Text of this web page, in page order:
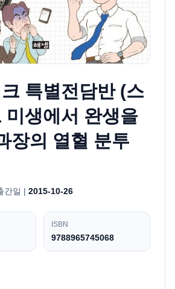
특별전담반 (스
미생에서 완생을
장의 열혈 분투
간일 | 2015-10-26
ISBN
9788965745068